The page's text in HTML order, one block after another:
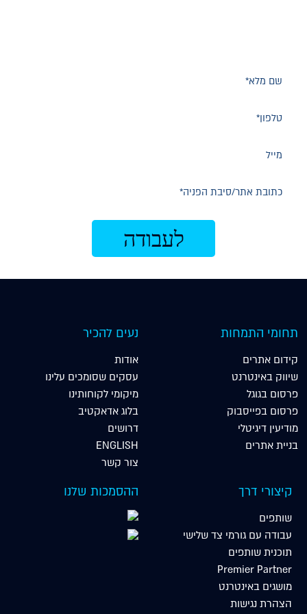
תחומי התמחות
קידום אתרים
שיווק באינטרנט
פרסום בגוגל
פרסום בפייסבוק
מודיעין דיגיטלי
בניית אתרים
נעים להכיר
אודות
עסקים שסומכים עלינו
מיקומי לקוחותינו
בלוג אדאקטיב
דרושים
ENGLISH
צור קשר
קיצורי דרך
שותפים
עבודה עם גורמי צד שלישי
תוכנית שותפים
Premier Partner
מושגים באינטרנט
הצהרת נגישות
ההסמכות שלנו